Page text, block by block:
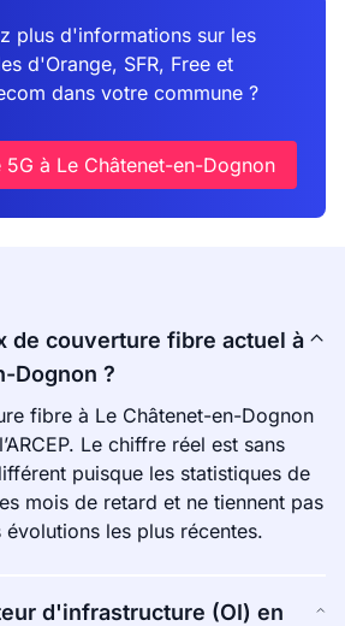
plus d'informations sur les
d'Orange, SFR, Free et
dans votre commune ?
5G à Le Châtenet-en-Dognon
de couverture fibre actuel à
Dognon ?
fibre à Le Châtenet-en-Dognon
Le chiffre réel est sans
puisque les statistiques de
mois de retard et ne tiennent pas
les plus récentes.
d'infrastructure (OI) en